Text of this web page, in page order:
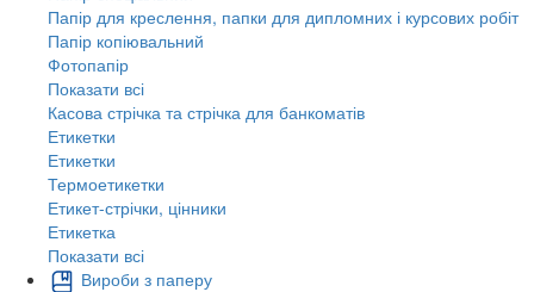
Папір для креслення, папки для дипломних і курсових робіт
Папір копіювальний
Фотопапір
Показати всі
Касова стрічка та стрічка для банкоматів
Етикетки
Етикетки
Термоетикетки
Етикет-стрічки, цінники
Етикетка
Показати всі
Вироби з паперу